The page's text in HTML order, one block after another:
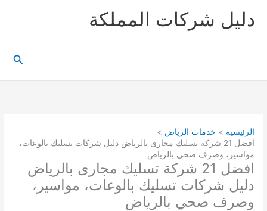
دليل شركات المملكة
الرئيسية
خدمات الرياض
افضل 21 شركة تسليك مجارى بالرياض دليل شركات تسليك بالوعات،
مواسير، وصرف صحي بالرياض
افضل 21 شركة تسليك مجارى بالرياض
دليل شركات تسليك بالوعات، مواسير،
وصرف صحي بالرياض